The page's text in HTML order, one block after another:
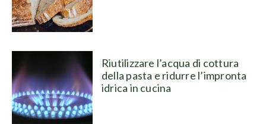
Riutilizzare l’acqua di cottura
della pasta e ridurre l’impronta
idrica in cucina